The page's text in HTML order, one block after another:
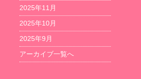
2025年11月
2025年10月
2025年9月
アーカイブ一覧へ